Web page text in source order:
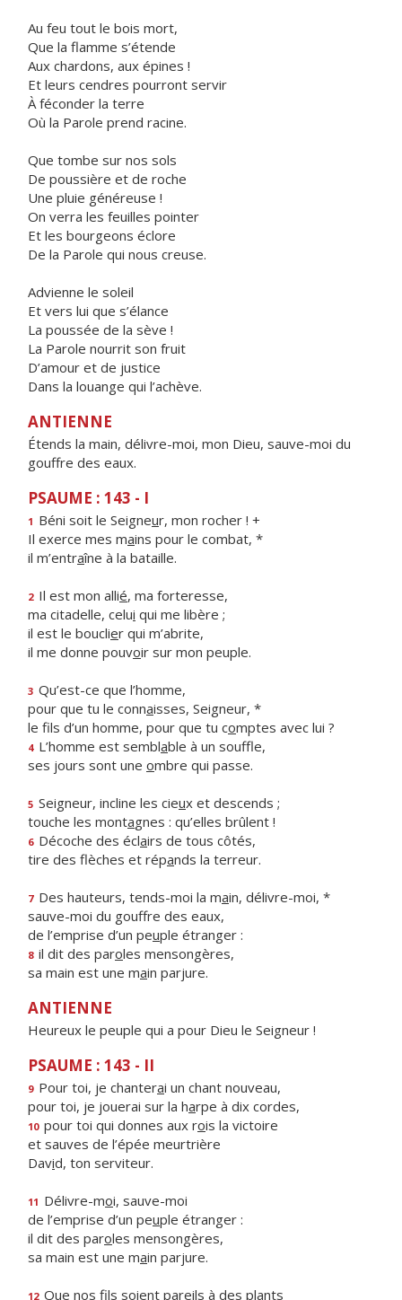
Au feu tout le bois mort,
Que la flamme s’étende
Aux chardons, aux épines !
Et leurs cendres pourront servir
À féconder la terre
Où la Parole prend racine.
Que tombe sur nos sols
De poussière et de roche
Une pluie généreuse !
On verra les feuilles pointer
Et les bourgeons éclore
De la Parole qui nous creuse.
Advienne le soleil
Et vers lui que s’élance
La poussée de la sève !
La Parole nourrit son fruit
D’amour et de justice
Dans la louange qui l’achève.
ANTIENNE
Étends la main, délivre-moi, mon Dieu, sauve-moi du
gouffre des eaux.
PSAUME : 143 - I
1 Béni soit le Seigneur, mon rocher ! +
Il exerce mes mains pour le combat, *
il m’entraîne à la bataille.
2 Il est mon allié, ma forteresse,
ma citadelle, celui qui me libère ;
il est le bouclier qui m’abrite,
il me donne pouvoir sur mon peuple.
3 Qu’est-ce que l’homme,
pour que tu le connaisses, Seigneur, *
le fils d’un homme, pour que tu comptes avec lui ?
4 L’homme est semblable à un souffle,
ses jours sont une ombre qui passe.
5 Seigneur, incline les cieux et descends ;
touche les montagnes : qu’elles brûlent !
6 Décoche des éclairs de tous côtés,
tire des flèches et répands la terreur.
7 Des hauteurs, tends-moi la main, délivre-moi, *
sauve-moi du gouffre des eaux,
de l’emprise d’un peuple étranger :
8 il dit des paroles mensongères,
sa main est une main parjure.
ANTIENNE
Heureux le peuple qui a pour Dieu le Seigneur !
PSAUME : 143 - II
9 Pour toi, je chanterai un chant nouveau,
pour toi, je jouerai sur la harpe à dix cordes,
10 pour toi qui donnes aux rois la victoire
et sauves de l’épée meurtrière
David, ton serviteur.
11 Délivre-moi, sauve-moi
de l’emprise d’un peuple étranger :
il dit des paroles mensongères,
sa main est une main parjure.
12 Que nos fils soient pareils à des plants